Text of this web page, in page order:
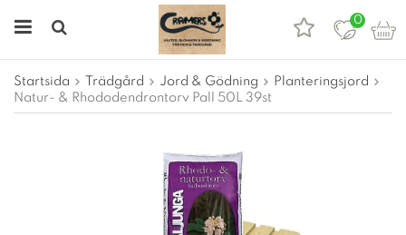
0
Startsida Trädgård Jord & Gödning
Planteringsjord
Natur- & Rhododendrontorv Pall 50L 39st